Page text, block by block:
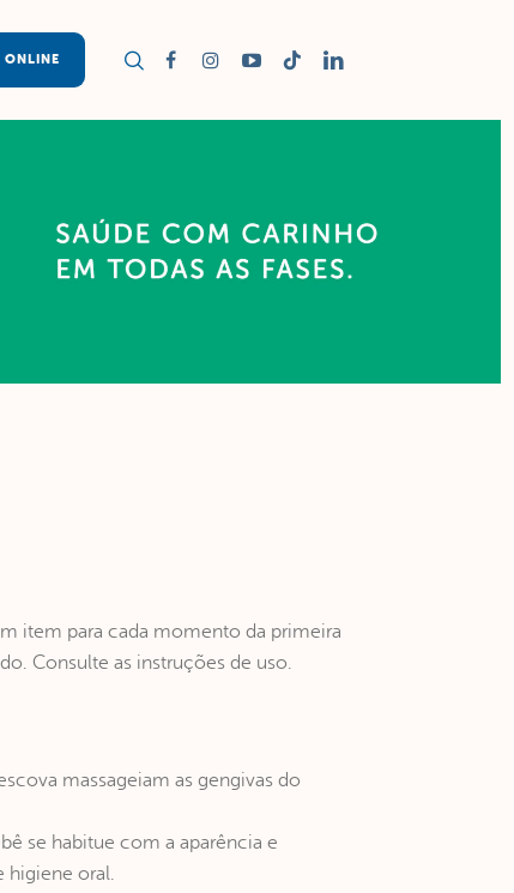
ONLINE
item para cada momento da primeira
Consulte as instruções de uso.
massageiam as gengivas do
se habitue com a aparência e
higiene oral.